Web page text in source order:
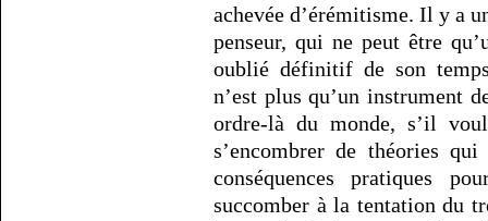
achevée d’érémitisme. Il y a
penseur, qui ne peut être
oublié définitif de son
n’est plus qu’un instrument
ordre-là du monde, s’il
s’encombrer de théories
conséquences pratiques
succomber à la tentation du